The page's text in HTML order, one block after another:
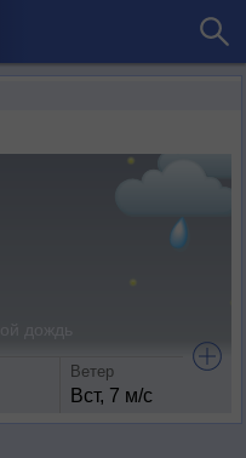
Ветер
Вст, 7 м/с